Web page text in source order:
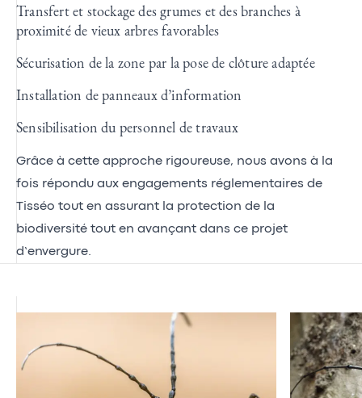
Transfert et stockage des grumes et des branches à
proximité de vieux arbres favorables
Sécurisation de la zone par la pose de clôture adaptée
Installation de panneaux d’information
Sensibilisation du personnel de travaux
Grâce à cette approche rigoureuse, nous avons à la
fois répondu aux engagements réglementaires de
Tisséo tout en assurant la protection de la
biodiversité tout en avançant dans ce projet
d’envergure.